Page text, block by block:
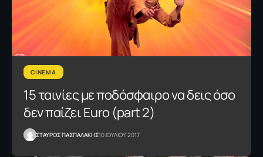
CINEMA
15 ταινίες με ποδόσφαιρο να δεις όσο
δεν παίζει Euro (part 2)
ΣΤΑΥΡΟΣ ΠΑΣΠΑΛΑΚΗΣ10 ΙΟΥΛΙΟΥ 2017